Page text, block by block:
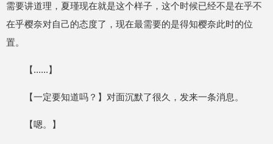
需要讲道理，夏瑾现在就是这个样子，这个时候已经不是在乎不
在乎樱奈对自己的态度了，现在最需要的是得知樱奈此时的位
置。
【......】
【一定要知道吗？】对面沉默了很久，发来一条消息。
【嗯。】